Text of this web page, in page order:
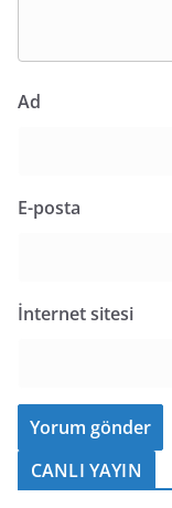
Ad
E-posta
İnternet sitesi
CANLI YAYIN